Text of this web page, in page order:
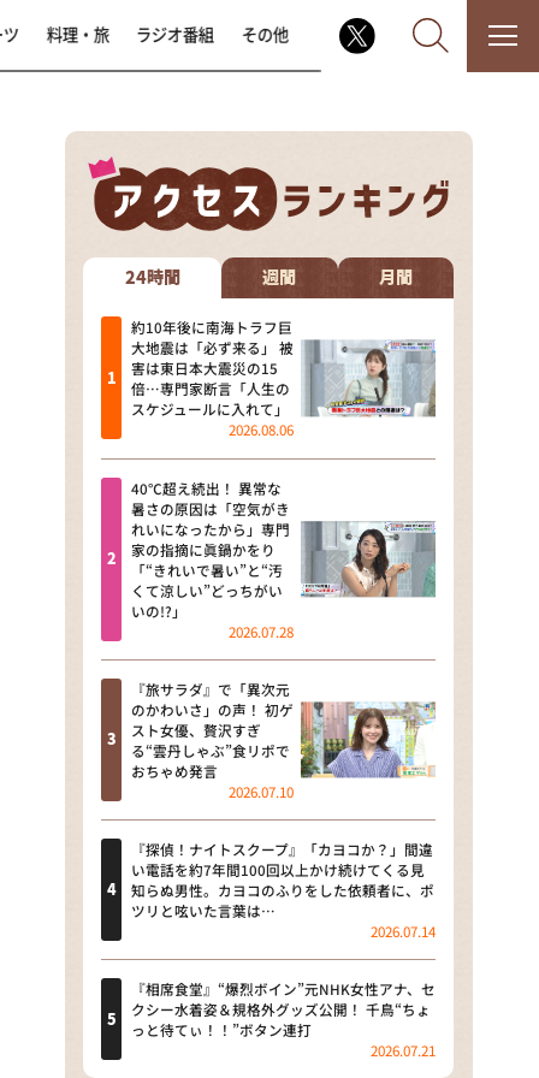
なるみ・岡村の過ぎるTV
相席食堂
これ余談なんですけど・・・
～人生密着トークバラエティ！
～ やすとものいたって真剣です
探偵！ナイトスクープ
news おかえり
河合＆A.B.C-Z塚田×福井アナ
「なんでやねん！？」（news お
かえり）
DAIGOも台所 ～きょうの献立 何
にする？～
本日はダイアンなり！シーズン２
朝だ！生です旅サラダ
教えて！ニュースライブ 正義の
ミカタ
ＬＩＦＥ～夢のカタチ～
新婚さんいらっしゃい！
ポツンと一軒家
ザキ山小屋本館
料理・旅 ラジオ番組 その他
24時間 週間 月間
約10年後に南海トラフ巨
大地震は「必ず来る」 被
害は東日本大震災の15
倍…専門家断言「人生の
スケジュールに入れて」
2026.08.06
40℃超え続出！ 異常な
暑さの原因は「空気がき
れいになったから」専門
家の指摘に眞鍋かをり
「“きれいで暑い”と“汚
くて涼しい”どっちがい
いの!?」
2026.07.28
『旅サラダ』で「異次元
のかわいさ」の声！ 初ゲ
スト女優、贅沢すぎ
る“雲丹しゃぶ”食リポで
おちゃめ発言
2026.07.10
『探偵！ナイトスクープ』「カヨコか？」間違
い電話を約7年間100回以上かけ続けてくる見
知らぬ男性。カヨコのふりをした依頼者に、ポ
ツリと呟いた言葉は…
2026.07.14
『相席食堂』“爆烈ボイン”元NHK女性アナ、セ
クシー水着姿＆規格外グッズ公開！ 千鳥“ちょ
っと待てぃ！！”ボタン連打
2026.07.21